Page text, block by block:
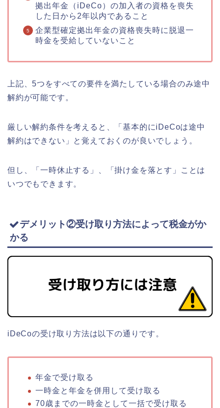
拠出年金（iDeCo）の加入者の資格を喪失
した日から2年以内であること
企業型確定拠出年金の資格喪失時に脱退一
時金を受給していないこと
上記、5つをすべての要件を満たしている場合のみ途中
解約が可能です。
厳しい解約条件を考えると、「基本的にiDeCoは途中
解約はできない」と覚えておくのが良いでしょう。
但し、「一時休止する」、「掛け金を落とす」ことは
いつでもできます。
デメリット②受け取り方法によって税金がか
かる
iDeCoの受け取り方法は以下の通りです。
年金で受け取る
一時金と年金を併用して受け取る
70歳までの一時金として一括で受け取る